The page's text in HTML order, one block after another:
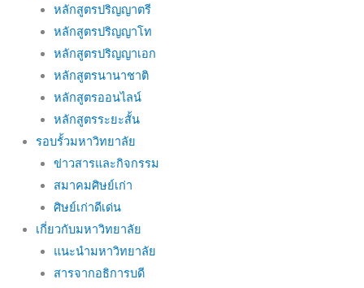
หลักสูตรปริญญาตรี
หลักสูตรปริญญาโท
หลักสูตรปริญญาเอก
หลักสูตรนานาชาติ
หลักสูตรออนไลน์
หลักสูตรระยะสั้น
รอบรั้วมหาวิทยาลัย
ข่าวสารและกิจกรรม
สมาคมศิษย์เก่า
ศิษย์เก่าดีเด่น
เกี่ยวกับมหาวิทยาลัย
แนะนำมหาวิทยาลัย
สารจากอธิการบดี